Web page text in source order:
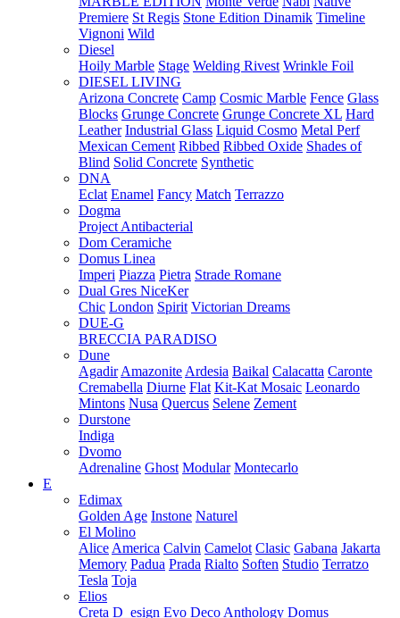
Premiere St Regis Stone Edition Dinamik Timeline
Vignoni Wild
Diesel
Hoily Marble Stage Welding Rivest Wrinkle Foil
DIESEL LIVING
Arizona Concrete Camp Cosmic Marble Fence Glass
Blocks Grunge Concrete Grunge Concrete XL Hard
Leather Industrial Glass Liquid Cosmo Metal Perf
Mexican Cement Ribbed Ribbed Oxide Shades of
Blind Solid Concrete Synthetic
DNA
Eclat Enamel Fancy Match Terrazzo
Dogma
Project Antibacterial
Dom Ceramiche
Domus Linea
Imperi Piazza Pietra Strade Romane
Dual Gres NiceKer
Chic London Spirit Victorian Dreams
DUE-G
BRECCIA PARADISO
Dune
Agadir Amazonite Ardesia Baikal Calacatta Caronte
Cremabella Diurne Flat Kit-Kat Mosaic Leonardo
Mintons Nusa Quercus Selene Zement
Durstone
Indiga
Dvomo
Adrenaline Ghost Modular Montecarlo
E
Edimax
Golden Age Instone Naturel
El Molino
Alice America Calvin Camelot Clasic Gabana Jakarta
Memory Padua Prada Rialto Soften Studio Terratzo
Tesla Toja
Elios
Creta D_esign Evo Deco Anthology Domus